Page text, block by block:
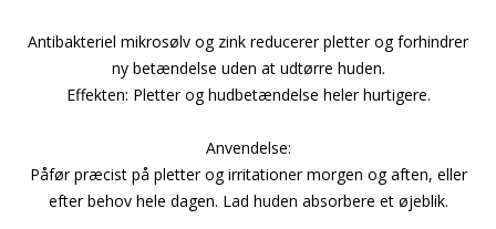
Antibakteriel mikrosølv og zink reducerer pletter og forhindrer
ny betændelse uden at udtørre huden.
Effekten: Pletter og hudbetændelse heler hurtigere.
Anvendelse:
Påfør præcist på pletter og irritationer morgen og aften, eller
efter behov hele dagen. Lad huden absorbere et øjeblik.